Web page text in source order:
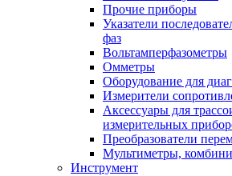
Прочие приборы
Указатели
фаз
Вольтамперфазометры
Омметры
Оборудование для
Измерители
Аксессуары для
измерительных
Преобразователи
Мультиметры,
Инструмент